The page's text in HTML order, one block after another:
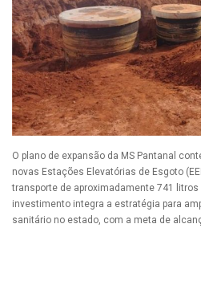
O plano de expansão da MS Pantanal
novas Estações Elevatórias de Esgoto
transporte de aproximadamente 741
investimento integra a estratégia para
sanitário no estado, com a meta de